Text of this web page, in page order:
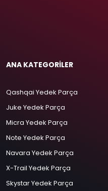
ANA KATEGORİLER
Qashqai Yedek Parça
Juke Yedek Parça
Micra Yedek Parça
Note Yedek Parça
Navara Yedek Parça
X-Trail Yedek Parça
Skystar Yedek Parça